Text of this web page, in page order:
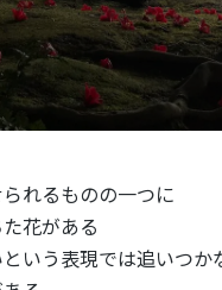
れるものの一つに
花がある
いう表現では追いつか